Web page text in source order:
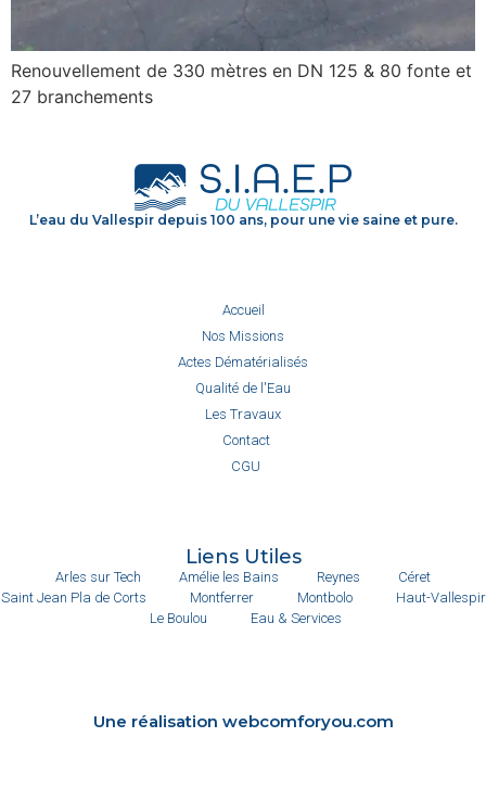
Renouvellement de 330 mètres en DN 125 & 80 fonte et
27 branchements
L’eau du Vallespir depuis 100 ans, pour une vie saine et pure.
Accueil
Nos Missions
Actes Dématérialisés
Qualité de l'Eau
Les Travaux
Contact
CGU
Liens Utiles
Arles sur Tech Amélie les Bains Reynes
Céret
Saint Jean Pla de Corts
Montferrer Montbolo
Haut-Vallespir
Le Boulou
Eau & Services
Une réalisation webcomforyou.com